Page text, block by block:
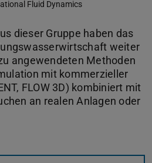
Fluid Dynamics
dieser Gruppe haben das
weiter
angewendeten Methoden
mit kommerzieller
FLOW 3D) kombiniert mit
an realen Anlagen oder